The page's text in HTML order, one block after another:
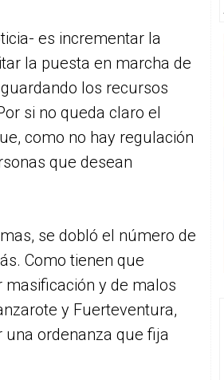
es incrementar la
la puesta en marcha de
los recursos
si no queda claro el
como no hay regulación
que desean
se dobló el número de
Como tienen que
masificación y de malos
y Fuerteventura,
ordenanza que fija